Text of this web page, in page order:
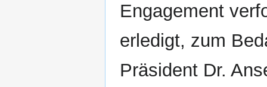
Engagement
erledigt, zum
Präsident Dr.